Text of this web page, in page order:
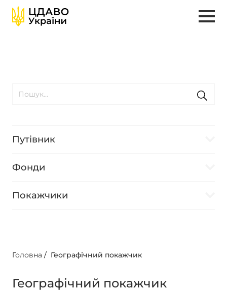
Путівник
Фонди
Покажчики
Головна / Географічний покажчик
Географічний покажчик